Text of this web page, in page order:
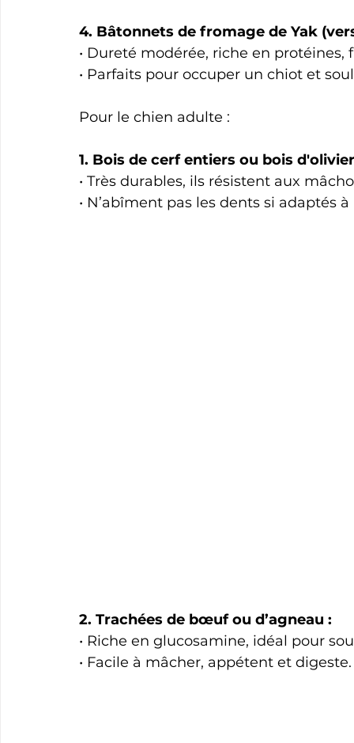
4. Bâtonnets de fromage de Yak
• Dureté modérée, riche en protéines,
• Parfaits pour occuper un chiot et
Pour le chien adulte :
1. Bois de cerf entiers ou bois
• Très durables, ils résistent aux
• N’abîment pas les dents si adaptés
2. Trachées de bœuf ou d’agneau :
• Riche en glucosamine, idéal pour
• Facile à mâcher, appétent et digeste.